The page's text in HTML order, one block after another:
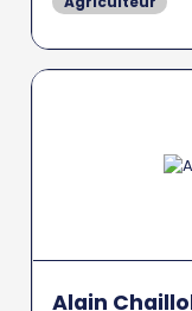
Alain